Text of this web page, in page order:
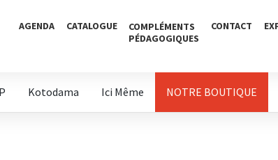
AGENDA CATALOGUE
COMPLÉMENTS
PÉDAGOGIQUES
CONTACT
Kotodama Ici Même NOTRE BOUTIQUE